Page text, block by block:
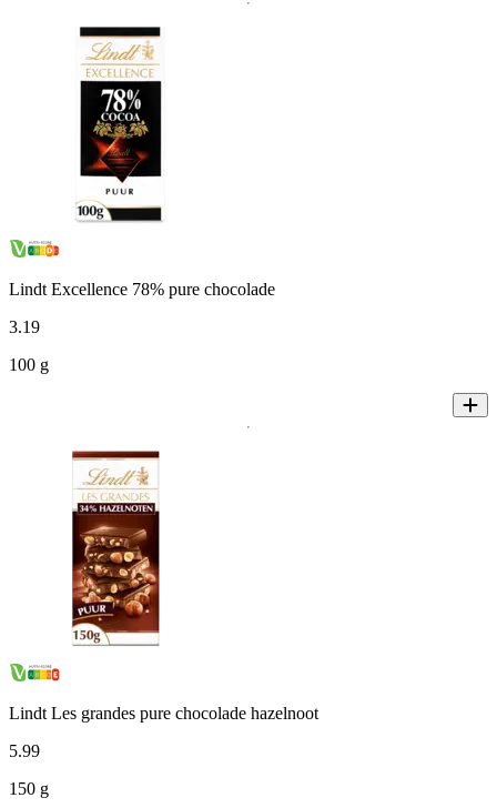
Lindt Excellence 78% pure chocolade
3.19
100 g
Lindt Les grandes pure chocolade hazelnoot
5.99
150 g